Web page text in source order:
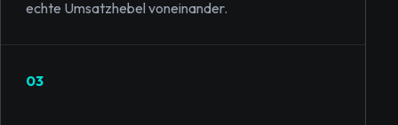
echte Umsatzhebel voneinander.
03